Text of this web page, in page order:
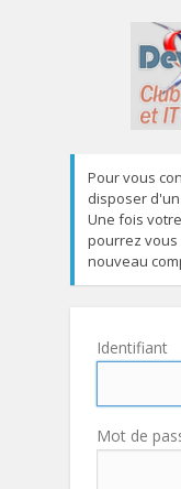
Pour vous
disposer
Une fois
pourrez vous
nouveau
Identifiant
Mot de